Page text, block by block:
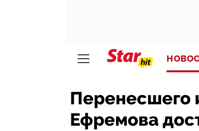
Перенесшего
Ефремова